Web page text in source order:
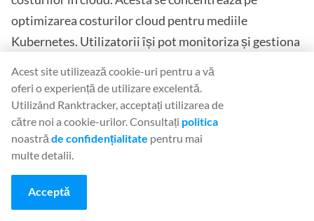
optimizarea costurilor cloud pentru mediile
Kubernetes. Utilizatorii își pot monitoriza și gestiona
despre implicațiile costurilor pentru infrastructura și
aplicațiile pe Kubernetes. Kubecost oferă vizibilitate
asupra resurselor cloud, recomandări de rightsizing,
automatizare a optimizării costurilor și capacități de
O caracteristică cheie a Kubecost este concentrarea
Acest site utilizează cookie-uri pentru a vă
oferi o experiență de utilizare excelentă.
Utilizând Ranktracker, acceptați utilizarea de
către noi a cookie-urilor. Consultați politica
noastră de confidențialitate pentru mai
multe detalii.
Acceptă